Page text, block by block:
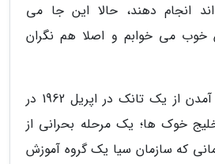
انجام دهند، حالا این جا می
خوب می خوابم و اصلا هم نگران
کاسترو در حال پایین آمدن از یک تانک در اپریل 1962 در
خوک ها؛ یک مرحله بحرانی از
که سازمان سیا یک گروه آموزش